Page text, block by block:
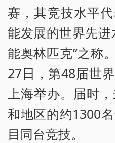
赛，其竞技水平
能发展的世界先
能奥林匹克”之称
27日，第48届世
上海举办。届时
和地区的约1300
目同台竞技。